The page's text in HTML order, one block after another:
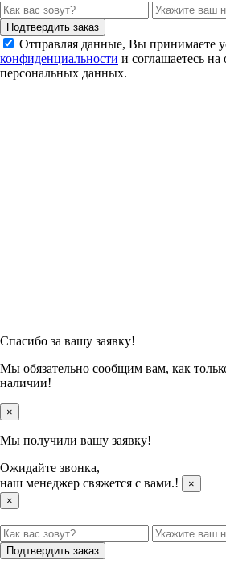
Подтвердить заказ
Отправляя данные, Вы принимаете
конфиденциальности и соглашаетесь на
персональных данных.
Спасибо за вашу заявку!
Мы обязательно сообщим вам, как
наличии!
×
Мы получили вашу заявку!
Ожидайте звонка,
наш менеджер свяжется с вами.!
×
×
Подтвердить заказ